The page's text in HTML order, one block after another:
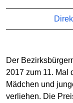
Der
2017 zum 11. Mal
Mädchen und
verliehen. Die